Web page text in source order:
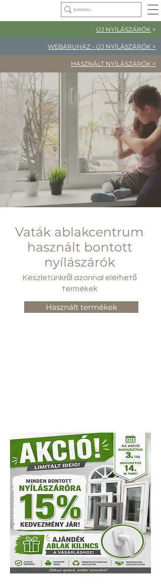
ÚJ NYÍLÁSZÁRÓK >
WEBÁRUHÁZ - ÚJ NYÍLÁSZÁRÓK >
HASZNÁLT NYÍLÁSZÁRÓK >
Vaták ablakcentrum
használt bontott
nyílászárók
Készletünkről azonnal elérhető
termékek
Használt termékek